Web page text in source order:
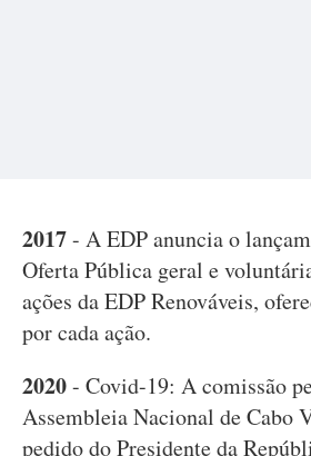
2017- A EDP anuncia o
Oferta Pública geral e
ações da EDP Renováveis,
por cada ação.
2020- Covid-19: A comissão
Assembleia Nacional de Cabo
pedido do Presidente da